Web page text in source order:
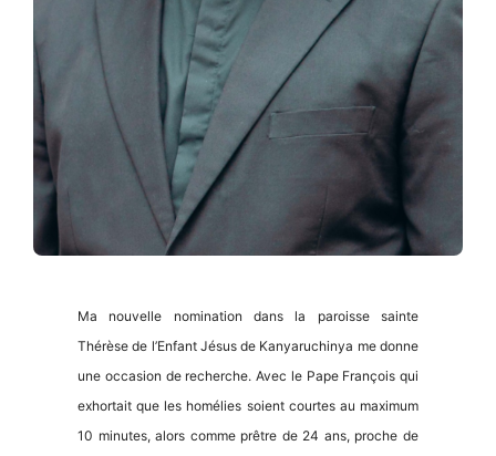
Ma nouvelle nomination dans la paroisse sainte
Thérèse de l’Enfant Jésus de Kanyaruchinya me donne
une occasion de recherche. Avec le Pape François qui
exhortait que les homélies soient courtes au maximum
10 minutes, alors comme prêtre de 24 ans, proche de